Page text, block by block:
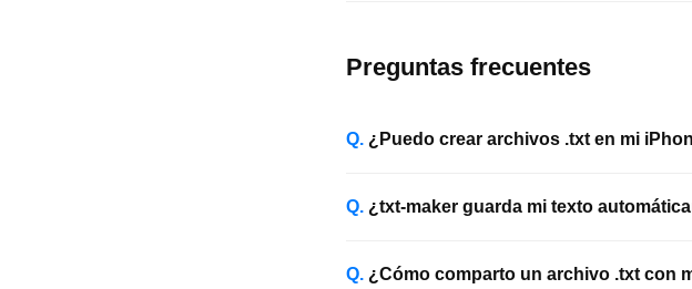
Preguntas frecuentes
¿Puedo crear archivos .txt en mi
¿txt-maker guarda mi texto
¿Cómo comparto un archivo .txt con